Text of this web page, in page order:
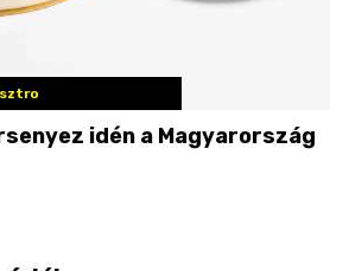
idén a Magyarország